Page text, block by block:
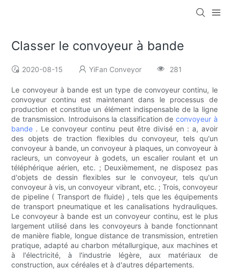
Classer le convoyeur à bande
2020-08-15 YiFan Conveyor 281
Le convoyeur à bande est un type de convoyeur continu, le
convoyeur continu est maintenant dans le processus de
production et constitue un élément indispensable de la ligne
de transmission. Introduisons la classification deconvoyeur à
bande . Le convoyeur continu peut être divisé en : a, avoir
des objets de traction flexibles du convoyeur, tels qu'un
convoyeur à bande, un convoyeur à plaques, un convoyeur à
racleurs, un convoyeur à godets, un escalier roulant et un
téléphérique aérien, etc. ; Deuxièmement, ne disposez pas
d'objets de dessin flexibles sur le convoyeur, tels qu'un
convoyeur à vis, un convoyeur vibrant, etc. ; Trois, convoyeur
de pipeline ( Transport de fluide) , tels que les équipements
de transport pneumatique et les canalisations hydrauliques.
Le convoyeur à bande est un convoyeur continu, est le plus
largement utilisé dans les convoyeurs à bande fonctionnant
de manière fiable, longue distance de transmission, entretien
pratique, adapté au charbon métallurgique, aux machines et
à l'électricité, à l'industrie légère, aux matériaux de
construction, aux céréales et à d'autres départements.